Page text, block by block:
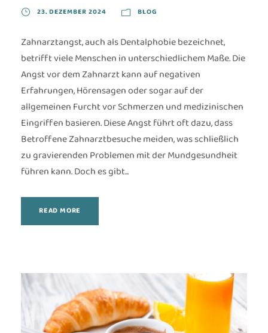
23. DEZEMBER 2024 BLOG
Zahnarztangst, auch als Dentalphobie bezeichnet,
betrifft viele Menschen in unterschiedlichem Maße. Die
Angst vor dem Zahnarzt kann auf negativen
Erfahrungen, Hörensagen oder sogar auf der
allgemeinen Furcht vor Schmerzen und medizinischen
Eingriffen basieren. Diese Angst führt oft dazu, dass
Betroffene Zahnarztbesuche meiden, was schließlich
zu gravierenden Problemen mit der Mundgesundheit
führen kann. Doch es gibt...
READ MORE